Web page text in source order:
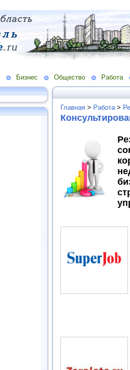
Бизнес Общество Работа
Главная > Работа >